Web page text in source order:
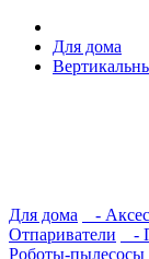
Для дома
Для дома -
Отпариватели
-
Роботы-пылесосы